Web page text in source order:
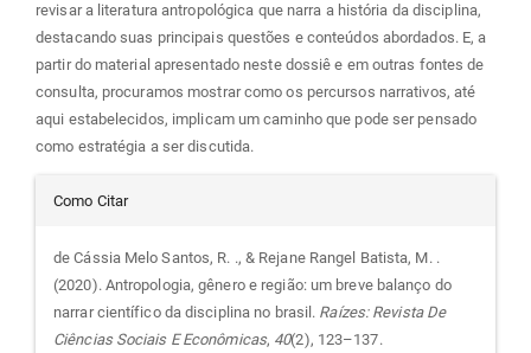
revisar a literatura antropológica que narra a história da disciplina,
destacando suas principais questões e conteúdos abordados. E, a
partir do material apresentado neste dossiê e em outras fontes de
consulta, procuramos mostrar como os percursos narrativos, até
aqui estabelecidos, implicam um caminho que pode ser pensado
como estratégia a ser discutida.
Detalhes
do
artigo
Como Citar
de Cássia Melo Santos, R. ., & Rejane Rangel Batista, M. .
(2020). Antropologia, gênero e região: um breve balanço do
narrar científico da disciplina no brasil. Raízes: Revista De
Ciências Sociais E Econômicas, 40(2), 123–137.